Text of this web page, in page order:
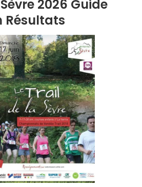
2026 Guide
Résultats